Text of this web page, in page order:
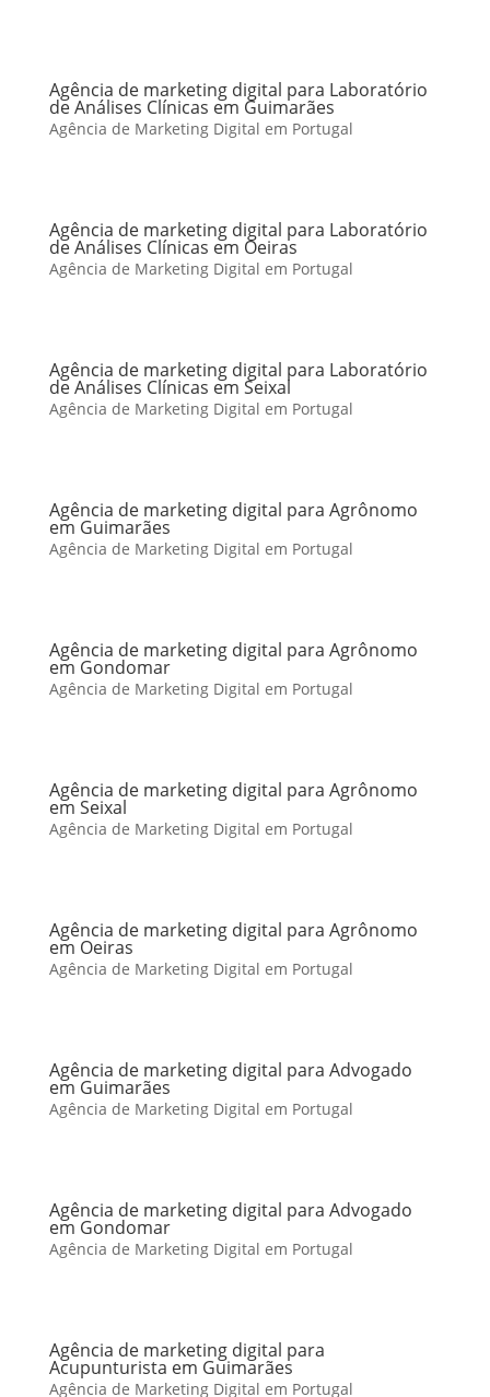
Agência de marketing digital para Laboratório
de Análises Clínicas em Guimarães
Agência de Marketing Digital em Portugal
Agência de marketing digital para Laboratório
de Análises Clínicas em Oeiras
Agência de Marketing Digital em Portugal
Agência de marketing digital para Laboratório
de Análises Clínicas em Seixal
Agência de Marketing Digital em Portugal
Agência de marketing digital para Agrônomo
em Guimarães
Agência de Marketing Digital em Portugal
Agência de marketing digital para Agrônomo
em Gondomar
Agência de Marketing Digital em Portugal
Agência de marketing digital para Agrônomo
em Seixal
Agência de Marketing Digital em Portugal
Agência de marketing digital para Agrônomo
em Oeiras
Agência de Marketing Digital em Portugal
Agência de marketing digital para Advogado
em Guimarães
Agência de Marketing Digital em Portugal
Agência de marketing digital para Advogado
em Gondomar
Agência de Marketing Digital em Portugal
Agência de marketing digital para
Acupunturista em Guimarães
Agência de Marketing Digital em Portugal